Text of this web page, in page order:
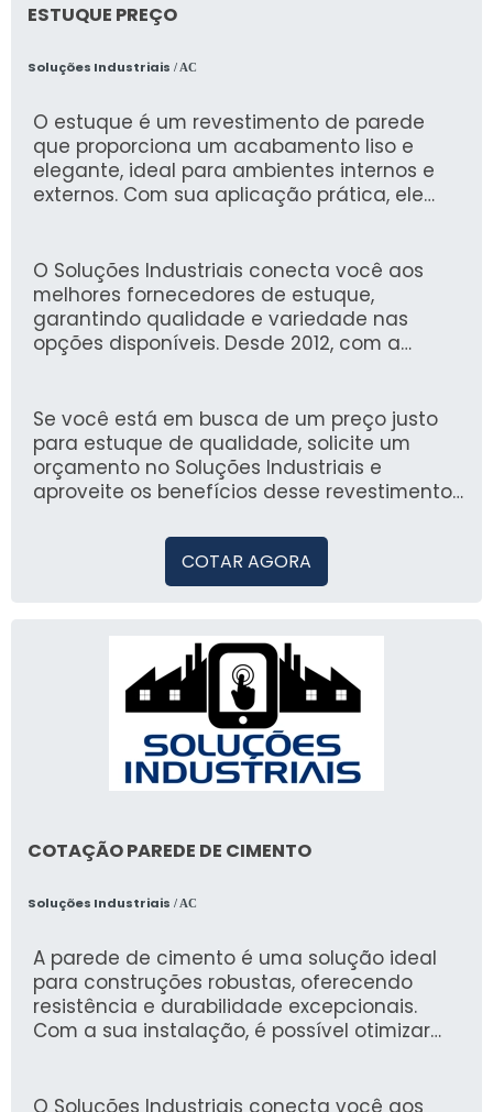
ESTUQUE PREÇO
Soluções Industriais / AC
O estuque é um revestimento de parede
que proporciona um acabamento liso e
elegante, ideal para ambientes internos e
externos. Com sua aplicação prática, ele
otimizando o tempo e os recursos na
construção e reforma.
O Soluções Industriais conecta você aos
melhores fornecedores de estuque,
garantindo qualidade e variedade nas
opções disponíveis. Desde 2012, com a
pela experiência e confiabilidade na busca
de soluções industriais.
Se você está em busca de um preço justo
para estuque de qualidade, solicite um
orçamento no Soluções Industriais e
aproveite os benefícios desse revestimento
COTAR AGORA
COTAÇÃO PAREDE DE CIMENTO
Soluções Industriais / AC
A parede de cimento é uma solução ideal
para construções robustas, oferecendo
resistência e durabilidade excepcionais.
Com a sua instalação, é possível otimizar
até obras industriais.
O Soluções Industriais conecta você aos